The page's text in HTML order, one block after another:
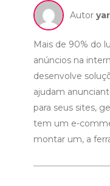
Autor
Mais de 90% do
anúncios na
desenvolve
ajudam
para seus sites,
tem um e-
montar um, a